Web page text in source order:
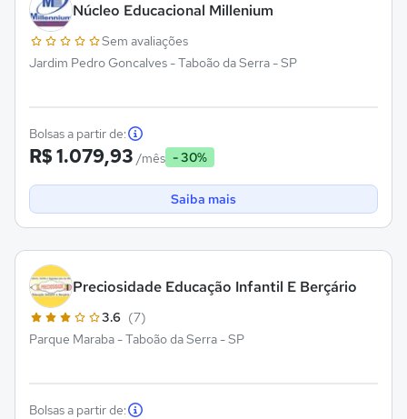
Núcleo Educacional Millenium
Sem avaliações
Jardim Pedro Goncalves - Taboão da Serra - SP
Bolsas a partir de:
R$ 1.079,93 /mês - 30%
Saiba mais
Preciosidade Educação Infantil E Berçário
3.6 (7)
Parque Maraba - Taboão da Serra - SP
Bolsas a partir de: